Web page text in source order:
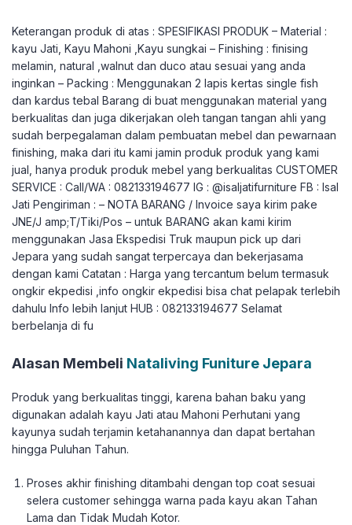
Keterangan produk di atas : SPESIFIKASI PRODUK – Material :
kayu Jati, Kayu Mahoni ,Kayu sungkai – Finishing : finising
melamin, natural ,walnut dan duco atau sesuai yang anda
inginkan – Packing : Menggunakan 2 lapis kertas single fish
dan kardus tebal Barang di buat menggunakan material yang
berkualitas dan juga dikerjakan oleh tangan tangan ahli yang
sudah berpegalaman dalam pembuatan mebel dan pewarnaan
finishing, maka dari itu kami jamin produk produk yang kami
jual, hanya produk produk mebel yang berkualitas CUSTOMER
SERVICE : Call/WA : 082133194677 IG : @isaljatifurniture FB : Isal
Jati Pengiriman : – NOTA BARANG / Invoice saya kirim pake
JNE/J amp;T/Tiki/Pos – untuk BARANG akan kami kirim
menggunakan Jasa Ekspedisi Truk maupun pick up dari
Jepara yang sudah sangat terpercaya dan bekerjasama
dengan kami Catatan : Harga yang tercantum belum termasuk
ongkir ekpedisi ,info ongkir ekpedisi bisa chat pelapak terlebih
dahulu Info lebih lanjut HUB : 082133194677 Selamat
berbelanja di fu
Alasan Membeli Nataliving Funiture Jepara
Produk yang berkualitas tinggi, karena bahan baku yang
digunakan adalah kayu Jati atau Mahoni Perhutani yang
kayunya sudah terjamin ketahanannya dan dapat bertahan
hingga Puluhan Tahun.
Proses akhir finishing ditambahi dengan top coat sesuai
selera customer sehingga warna pada kayu akan Tahan
Lama dan Tidak Mudah Kotor.